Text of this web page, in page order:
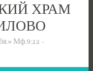
ХРАМ
Мф.9:22